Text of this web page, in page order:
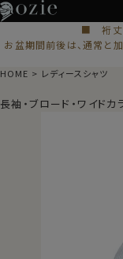
■ 裄丈
お盆期間前後は、通常と
HOME レディースシャツ
長袖・ブロード・ワイドカ